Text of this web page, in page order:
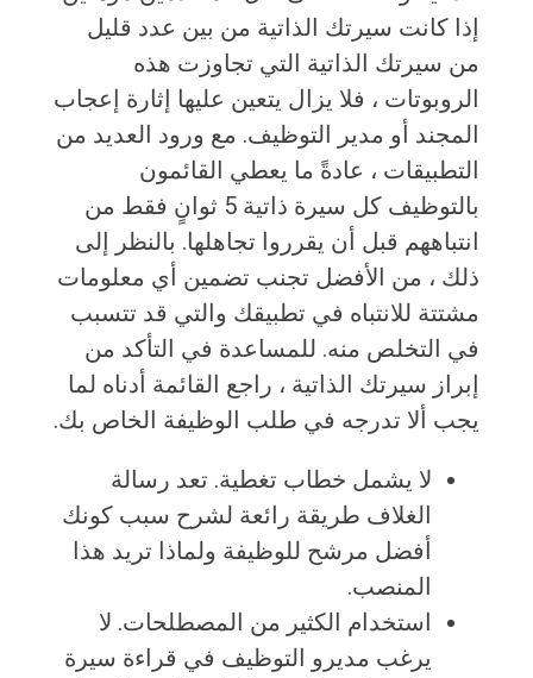
إذا كانت سيرتك الذاتية من بين عدد قليل
من سيرتك الذاتية التي تجاوزت هذه
الروبوتات ، فلا يزال يتعين عليها إثارة إعجاب
المجند أو مدير التوظيف. مع ورود العديد من
التطبيقات ، عادةً ما يعطي القائمون
بالتوظيف كل سيرة ذاتية 5 ثوانٍ فقط من
انتباههم قبل أن يقرروا تجاهلها. بالنظر إلى
ذلك ، من الأفضل تجنب تضمين أي معلومات
مشتتة للانتباه في تطبيقك والتي قد تتسبب
في التخلص منه. للمساعدة في التأكد من
إبراز سيرتك الذاتية ، راجع القائمة أدناه لما
يجب ألا تدرجه في طلب الوظيفة الخاص بك.
لا يشمل خطاب تغطية. تعد رسالة
الغلاف طريقة رائعة لشرح سبب كونك
أفضل مرشح للوظيفة ولماذا تريد هذا
المنصب.
استخدام الكثير من المصطلحات. لا
يرغب مديرو التوظيف في قراءة سيرة